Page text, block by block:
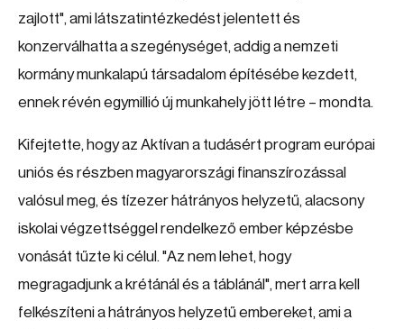
zajlott", ami látszatintézkedést jelentett és
konzerválhatta a szegénységet, addig a nemzeti
kormány munkalapú társadalom építésébe kezdett,
ennek révén egymillió új munkahely jött létre – mondta.
Kifejtette, hogy az Aktívan a tudásért program európai
uniós és részben magyarországi finanszírozással
valósul meg, és tízezer hátrányos helyzetű, alacsony
iskolai végzettséggel rendelkező ember képzésbe
vonását tűzte ki célul. "Az nem lehet, hogy
megragadjunk a krétánál és a táblánál", mert arra kell
felkészíteni a hátrányos helyzetű embereket, ami a